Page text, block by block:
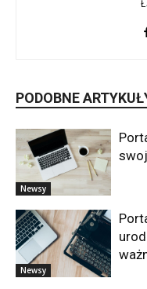
PODOBNE
Newsy
Newsy